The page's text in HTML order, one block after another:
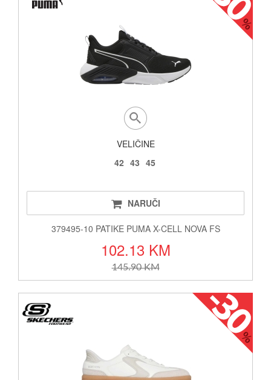
VELIČINE
42 43 45
NARUČI
379495-10 PATIKE PUMA X-CELL NOVA FS
102.13 KM
145.90 KM